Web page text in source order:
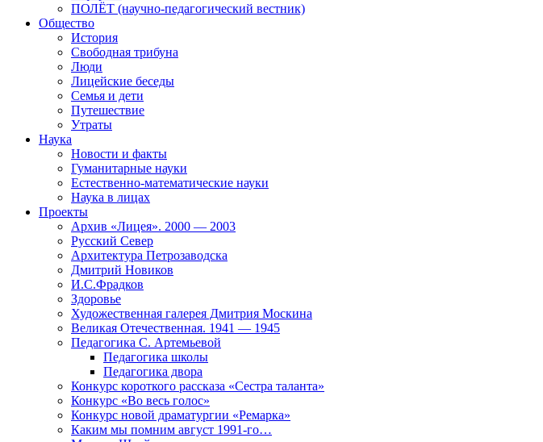
ПОЛЁТ (научно-педагогический вестник)
Общество
История
Свободная трибуна
Люди
Лицейские беседы
Семья и дети
Путешествие
Утраты
Наука
Новости и факты
Гуманитарные науки
Естественно-математические науки
Наука в лицах
Проекты
Архив «Лицея». 2000 — 2003
Русский Север
Архитектура Петрозаводска
Дмитрий Новиков
И.С.Фрадков
Здоровье
Художественная галерея Дмитрия Москина
Великая Отечественная. 1941 — 1945
Педагогика С. Артемьевой
Педагогика школы
Педагогика двора
Конкурс короткого рассказа «Сестра таланта»
Конкурс «Во весь голос»
Конкурс новой драматургии «Ремарка»
Каким мы помним август 1991-го…